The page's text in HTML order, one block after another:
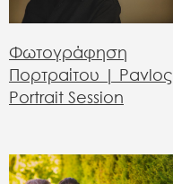
Φωτογράφηση
Πορτραίτου | Pavloς
Portrait Session